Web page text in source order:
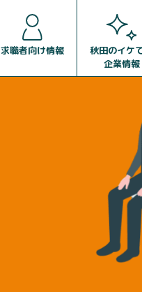
求職者向け情報
秋田のイケ
企業情報